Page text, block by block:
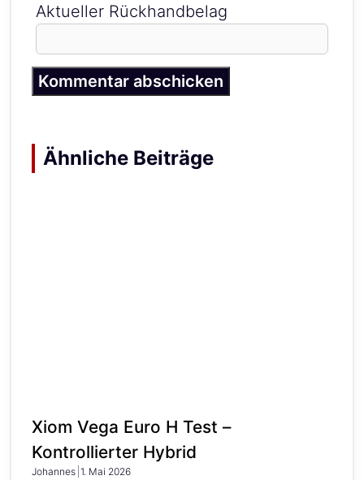
Aktueller Rückhandbelag
Ähnliche Beiträge
Xiom Vega Euro H Test –
Kontrollierter Hybrid
Johannes 1. Mai 2026